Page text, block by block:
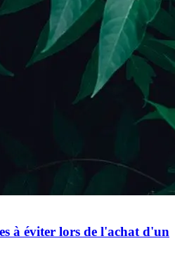
à éviter lors de l'achat d'un